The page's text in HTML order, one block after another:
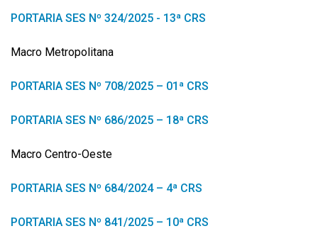
PORTARIA SES Nº 324/2025 - 13ª CRS
Macro Metropolitana
PORTARIA SES Nº 708/2025 – 01ª CRS
PORTARIA SES Nº 686/2025 – 18ª CRS
Macro Centro-Oeste
PORTARIA SES Nº 684/2024 – 4ª CRS
PORTARIA SES Nº 841/2025 – 10ª CRS